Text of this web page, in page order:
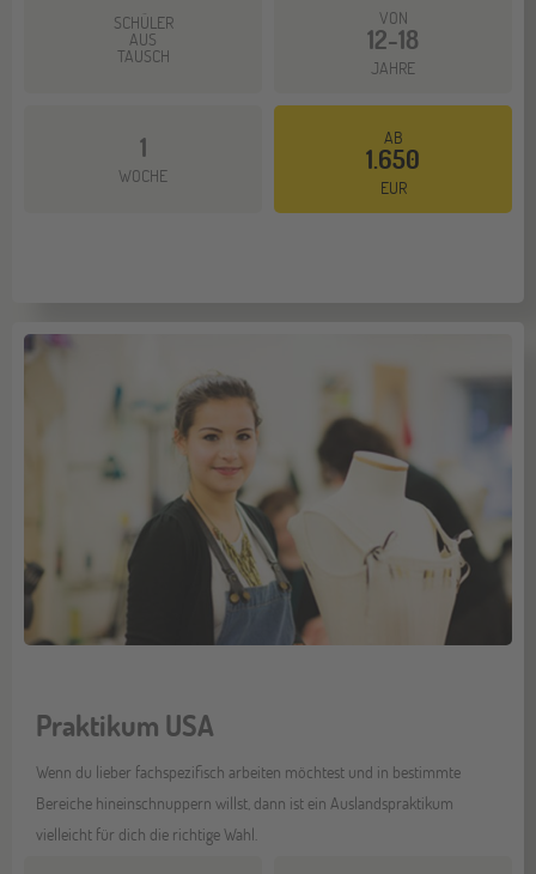
SCHÜLER
AUS
TAUSCH
VON
12-18
JAHRE
1
WOCHE
AB
1.650
EUR
Praktikum USA
Wenn du lieber fachspezifisch arbeiten möchtest und in bestimmte
Bereiche hineinschnuppern willst, dann ist ein Auslandspraktikum
vielleicht für dich die richtige Wahl.